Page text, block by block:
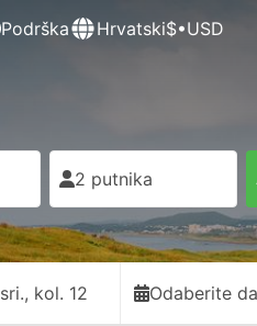
Podrška Hrvatski$•USD
2 putnika
sri., kol. 12 Odaberite